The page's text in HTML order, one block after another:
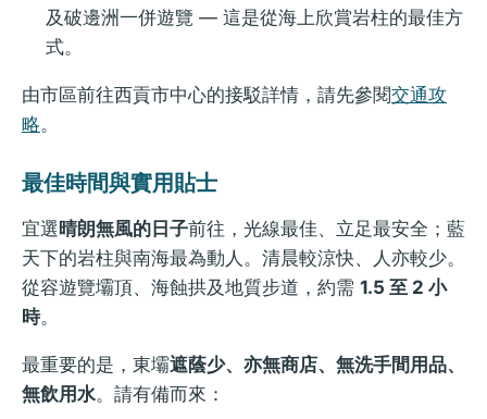
及破邊洲一併遊覽 — 這是從海上欣賞岩柱的最佳方
式。
由市區前往西貢市中心的接駁詳情，請先參閱交通攻
略。
最佳時間與實用貼士
宜選晴朗無風的日子前往，光線最佳、立足最安全；藍
天下的岩柱與南海最為動人。清晨較涼快、人亦較少。
從容遊覽壩頂、海蝕拱及地質步道，約需 1.5 至 2 小
時。
最重要的是，東壩遮蔭少、亦無商店、無洗手間用品、
無飲用水。請有備而來：